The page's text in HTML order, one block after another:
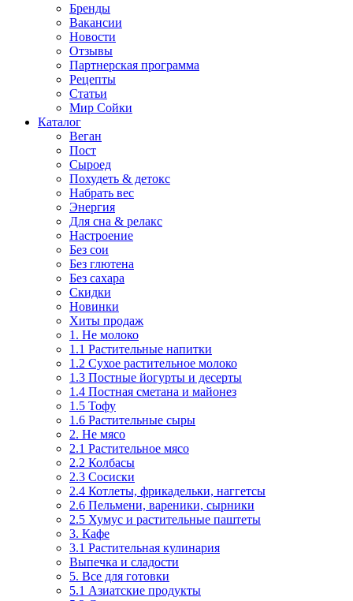
Бренды
Вакансии
Новости
Отзывы
Партнерская программа
Рецепты
Статьи
Мир Сойки
Каталог
Веган
Пост
Сыроед
Похудеть & детокс
Набрать вес
Энергия
Для сна & релакс
Настроение
Без сои
Без глютена
Без сахара
Скидки
Новинки
Хиты продаж
1. Не молоко
1.1 Растительные напитки
1.2 Сухое растительное молоко
1.3 Постные йогурты и десерты
1.4 Постная сметана и майонез
1.5 Тофу
1.6 Растительные сыры
2. Не мясо
2.1 Растительное мясо
2.2 Колбасы
2.3 Сосиски
2.4 Котлеты, фрикадельки, наггетсы
2.6 Пельмени, вареники, сырники
2.5 Хумус и растительные паштеты
3. Кафе
3.1 Растительная кулинария
Выпечка и сладости
5. Все для готовки
5.1 Азиатские продукты